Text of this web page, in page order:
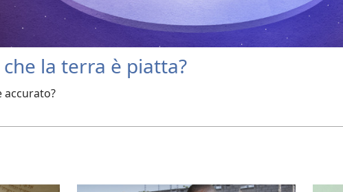
la terra è piatta?
accurato?